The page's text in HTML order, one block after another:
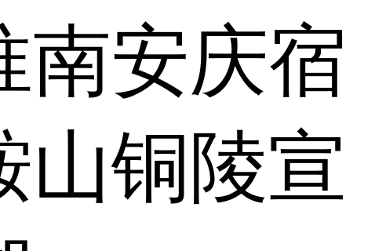
南安庆宿
山铜陵宣